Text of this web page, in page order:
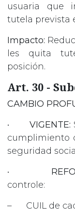
usuaria que
tutela prevista
Impacto:
les quita
posición.
Art. 30 -
CAMBIO
•VIGENTE:
cumplimiento
seguridad
•
controle:
– CUIL de